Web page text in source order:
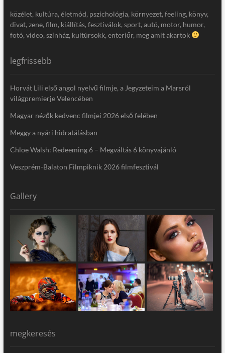
közélet, kultúra, életmód, pszichológia, környezet, feeling, könyv,
divat, zene, film, kiállítás, fesztiválok, sport, autó, motor, humor,
fotó, video, színház, kultúrsokk, enteriőr, meg amit akartok
legfrissebb
Horvát Lili első angol nyelvű filmje, a Jegyzeteim a Marsról
világpremierje Velencében
Magyar nézők kedvenc filmjei 2026 első felében
Meggy a nyári hidratálásban
Chloe Walsh: Redeeming 6 – Megváltás 6 könyvajánló
Veszprém-Balaton Filmpiknik 2026 filmfesztivál
Gallery
megkeresés